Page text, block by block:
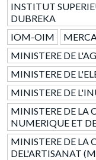
INSTITUT
DUBREKA
IOM-OIM
MINISTERE DE
MINISTERE DE
MINISTERE DE
MINISTERE DE
NUMERIQUE ET
MINISTERE DE LA
DEL'ARTISANAT